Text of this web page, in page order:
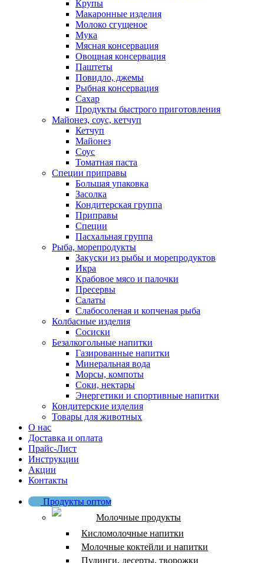
Крупы
Макаронные изделия
Молоко сгущеное
Мука
Мясная консервация
Овощная консервация
Паштеты
Повидло, джемы
Рыбная консервация
Сахар
Продукты быстрого приготовления
Майонез, соус, кетчуп
Кетчуп
Майонез
Соус
Томатная паста
Специи приправы
Большая упаковка
Засолка
Кондитерская группа
Приправы
Специи
Пасхальная группа
Рыба, морепродукты
Закуски из рыбы и морепродуктов
Икра
Крабовое мясо и палочки
Пресервы
Салаты
Слабосоленая и копченая рыба
Колбасные изделия
Сосиски
Безалкогольные напитки
Газированные напитки
Минеральная вода
Морсы, компоты
Соки, нектары
Энергетики и спортивные напитки
Кондитерские изделия
Товары для животных
О нас
Доставка и оплата
Прайс-Лист
Инструкции
Акции
Контакты
Продукты оптом
Молочные продукты
Кисломолочные напитки
Молочные коктейли и напитки
Пудинги, десерты, творожки